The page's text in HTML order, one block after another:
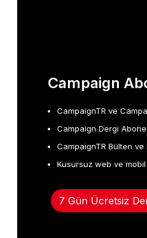
Campaign
CampaignTR ve
Campaign Dergi
CampaignTR Bülten ve
Kusursuz web ve
7 Gün Ücretsiz